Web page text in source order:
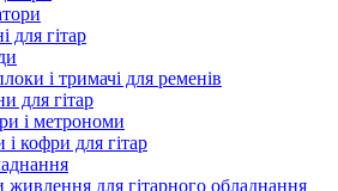
для гітар
і тримачі для ременів
для гітар
і метрономи
і кофри для гітар
живлення для гітарного обладнання